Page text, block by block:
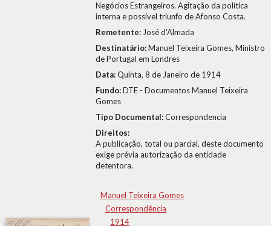
Negócios Estrangeiros. Agitação da política
interna e possível triunfo de Afonso Costa.
Remetente: José d'Almada
Destinatário:Manuel Teixeira Gomes, Ministro
de Portugal em Londres
Data:Quinta, 8 de Janeiro de 1914
Fundo:DTE - Documentos Manuel Teixeira
Gomes
Tipo Documental:Correspondencia
Direitos:
A publicação, total ou parcial, deste documento
exige prévia autorização da entidade
detentora.
Manuel Teixeira Gomes
Correspondência
1914